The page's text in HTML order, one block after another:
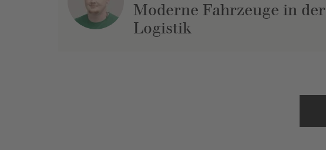
Moderne Fahrzeuge in der
Logistik